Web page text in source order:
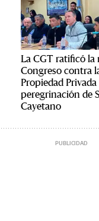
La CGT ratificó la
Congreso contra
Propiedad Privada
peregrinación de
Cayetano